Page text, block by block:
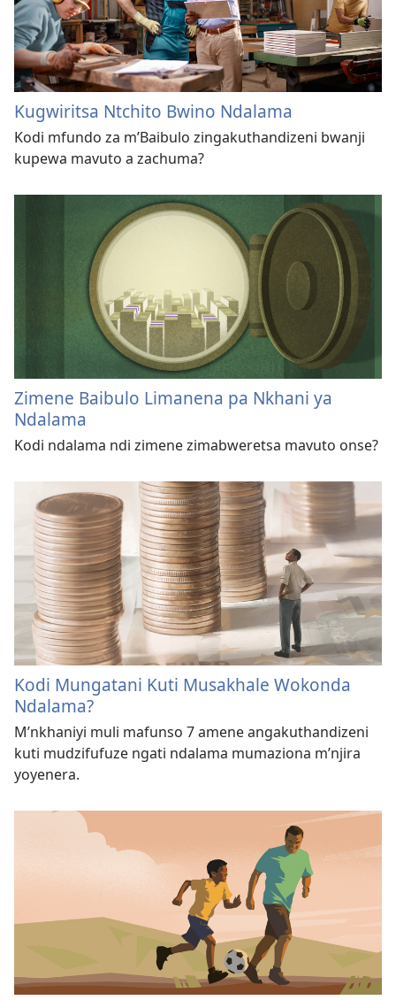
Kugwiritsa Ntchito Bwino Ndalama
Kodi mfundo za m’Baibulo zingakuthandizeni bwanji
kupewa mavuto a zachuma?
Zimene Baibulo Limanena pa Nkhani ya
Ndalama
Kodi ndalama ndi zimene zimabweretsa mavuto onse?
Kodi Mungatani Kuti Musakhale Wokonda
Ndalama?
M’nkhaniyi muli mafunso 7 amene angakuthandizeni
kuti mudzifufuze ngati ndalama mumaziona m’njira
yoyenera.